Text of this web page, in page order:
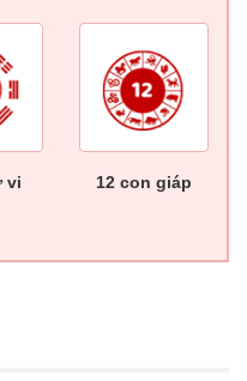
vi 12 con giáp